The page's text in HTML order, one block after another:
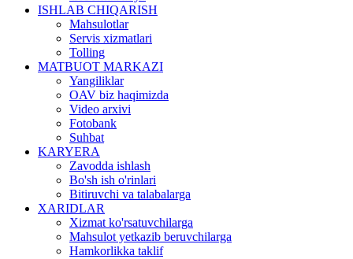
ISHLAB CHIQARISH
Mahsulotlar
Servis xizmatlari
Tolling
MATBUOT MARKAZI
Yangiliklar
OAV biz haqimizda
Video arxivi
Fotobank
Suhbat
KARYERA
Zavodda ishlash
Bo'sh ish o'rinlari
Bitiruvchi va talabalarga
XARIDLAR
Xizmat ko'rsatuvchilarga
Mahsulot yetkazib beruvchilarga
Hamkorlikka taklif